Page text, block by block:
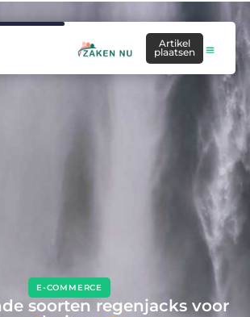
Artikel
plaatsen
E-COMMERCE
soorten regenjacks voor